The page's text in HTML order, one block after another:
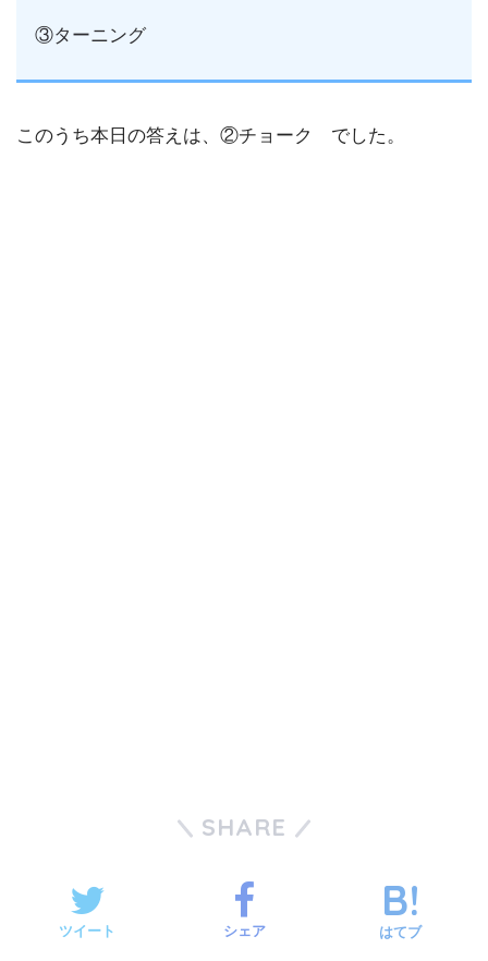
③ターニング
このうち本日の答えは、②チョーク でした。
SHARE
ツイート シェア はてブ